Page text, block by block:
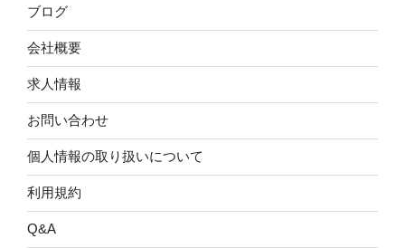
ブログ
会社概要
求人情報
お問い合わせ
個人情報の取り扱いについて
利用規約
Q&A